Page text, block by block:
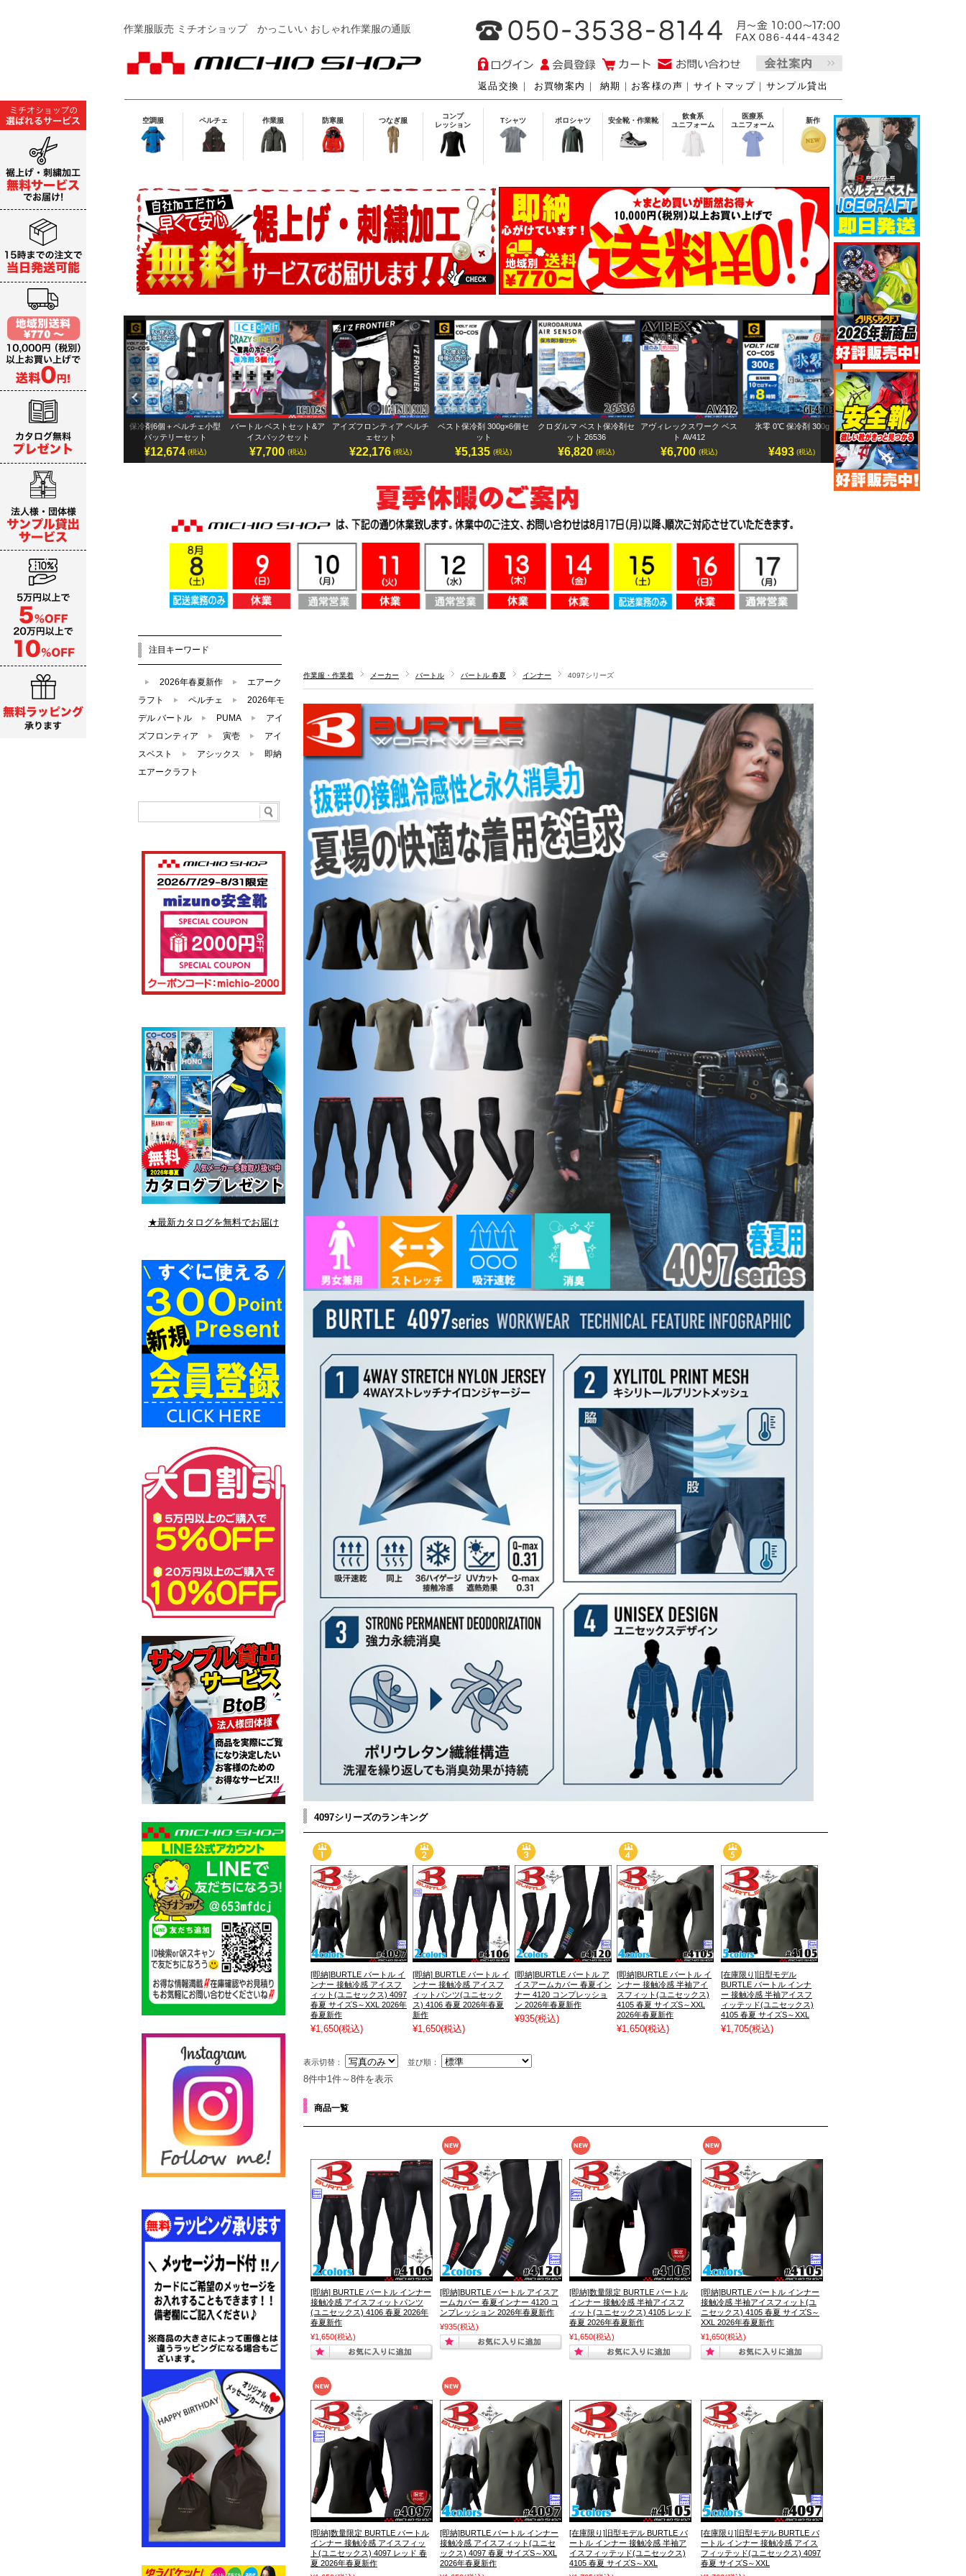
作業服販売 ミチオショップかっこいい おしゃれ作業服の通販
返品交換 ｜ お買物案内 ｜ 納期 ｜ お客様の声 ｜ サイトマップ ｜ サンプル貸出
空調服 ペルチェ 作業服 防寒服 つなぎ服
コンプ
レッション
Tシャツ ポロシャツ 安全靴・作業靴
飲食系
ユニフォーム
医療系
ユニフォーム
新作
Previ
ous
アイズフロンティア 32Vバ
ッテリーセット
¥19,987～
保冷剤6個＋ペルチェ小型
バッテリーセット
¥12,674 (税込)
バートル ベストセット&ア
イスパックセット
¥7,700 (税込)
アイズフロンティア ペルチ
ェセット
¥22,176 (税込)
ベスト保冷剤 300g×6個セ
ット
¥5,135 (税込)
クロダルマ ベスト保冷剤セ
ット 26536
¥6,820 (税込)
アヴィレックスワーク ベス
ト AV412
¥6,700 (税込)
氷零 0℃ 保冷剤 300g
¥493 (税込)
アヴィレックスワーク 半袖
ブルゾン AV413
¥7,500 (税込)
Next
作業服・作業着 メーカー バートル バートル 春夏 インナー 4097シリーズ
4097シリーズのランキング
[即納]BURTLE バートル イ
ンナー 接触冷感 アイスフ
ィット(ユニセックス) 4097
春夏 サイズS～XXL 2026年
春夏新作
¥1,650(税込)
[即納] BURTLE バートル イ
ンナー 接触冷感 アイスフ
ィットパンツ(ユニセック
ス) 4106 春夏 2026年春夏
新作
¥1,650(税込)
[即納]BURTLE バートル ア
イスアームカバー 春夏イン
ナー 4120 コンプレッショ
ン 2026年春夏新作
¥935(税込)
[即納]BURTLE バートル イ
ンナー 接触冷感 半袖アイ
スフィット(ユニセックス)
4105 春夏 サイズS～XXL
2026年春夏新作
¥1,650(税込)
[在庫限り]旧型モデル
BURTLE バートル インナ
ー 接触冷感 半袖アイスフ
ィッテッド(ユニセックス)
4105 春夏 サイズS～XXL
¥1,705(税込)
表示切替： 並び順：
8件中1件～8件を表示
商品一覧
[即納] BURTLE バートル インナー
接触冷感 アイスフィットパンツ
(ユニセックス) 4106 春夏 2026年
春夏新作
¥1,650(税込)
[即納]BURTLE バートル アイスア
ームカバー 春夏インナー 4120 コ
ンプレッション 2026年春夏新作
¥935(税込)
[即納]数量限定 BURTLE バートル
インナー 接触冷感 半袖アイスフ
ィット(ユニセックス) 4105 レッド
春夏 2026年春夏新作
¥1,650(税込)
[即納]BURTLE バートル インナー
接触冷感 半袖アイスフィット(ユ
ニセックス) 4105 春夏 サイズS～
XXL 2026年春夏新作
¥1,650(税込)
[即納]数量限定 BURTLE バートル
インナー 接触冷感 アイスフィッ
ト(ユニセックス) 4097 レッド 春
夏 2026年春夏新作
[即納]BURTLE バートル インナー
接触冷感 アイスフィット(ユニセ
ックス) 4097 春夏 サイズS～XXL
2026年春夏新作
[在庫限り]旧型モデル BURTLE バ
ートル インナー 接触冷感 半袖ア
イスフィッテッド(ユニセックス)
4105 春夏 サイズS～XXL
[在庫限り]旧型モデル BURTLE バ
ートル インナー 接触冷感 アイス
フィッテッド(ユニセックス) 4097
春夏 サイズS～XXL
注目キーワード
2026年春夏新作
エアーク
ラフト
ペルチェ
2026年モ
デル バートル
PUMA
アイ
ズフロンティア
寅壱
アイ
スベスト
アシックス
即納
エアークラフト
★最新カタログを無料でお届け